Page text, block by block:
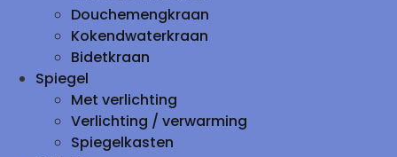
Douchemengkraan
Kokendwaterkraan
Bidetkraan
Spiegel
Met verlichting
Verlichting / verwarming
Spiegelkasten